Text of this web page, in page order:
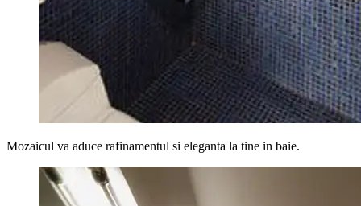
Mozaicul va aduce rafinamentul si eleganta la tine in baie.